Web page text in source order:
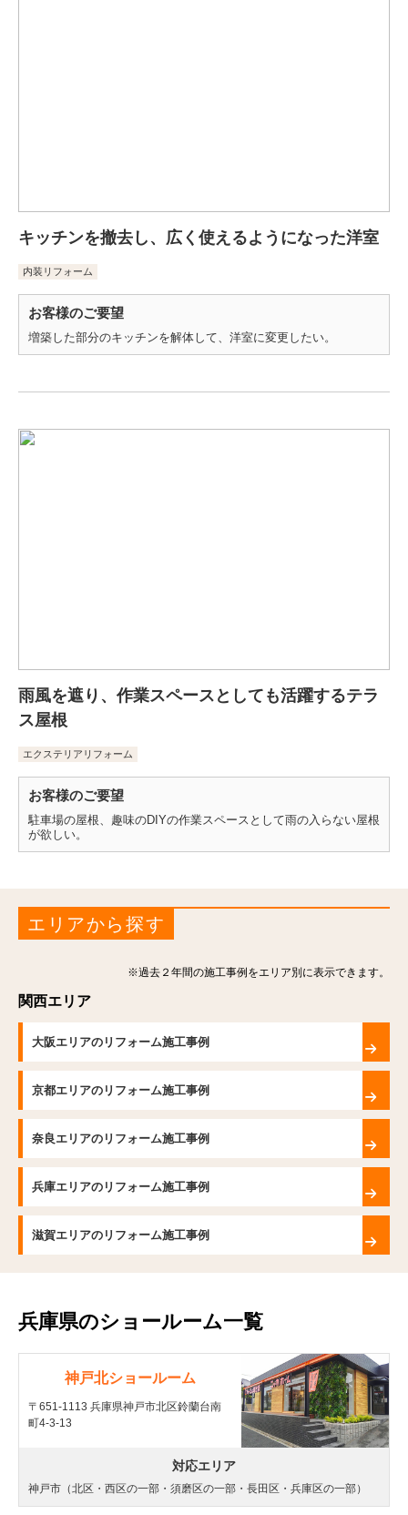
キッチンを撤去し、広く使えるようになった洋室
内装リフォーム
お客様のご要望
増築した部分のキッチンを解体して、洋室に変更したい。
雨風を遮り、作業スペースとしても活躍するテラ
ス屋根
エクステリアリフォーム
お客様のご要望
駐車場の屋根、趣味のDIYの作業スペースとして雨の入らない屋根
が欲しい。
エリアから探す
※過去２年間の施工事例をエリア別に表示できます。
関西エリア
大阪エリアのリフォーム施工事例
京都エリアのリフォーム施工事例
奈良エリアのリフォーム施工事例
兵庫エリアのリフォーム施工事例
滋賀エリアのリフォーム施工事例
兵庫県のショールーム一覧
神戸北ショールーム
〒651-1113 兵庫県神戸市北区鈴蘭台南
町4-3-13
対応エリア
神戸市（北区・西区の一部・須磨区の一部・長田区・兵庫区の一部）